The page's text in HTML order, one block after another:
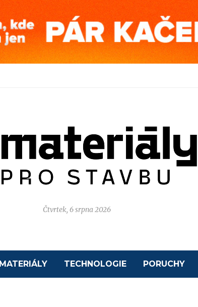
Čtvrtek, 6 srpna 2026
MATERIÁLY TECHNOLOGIE PORUCHY